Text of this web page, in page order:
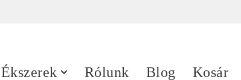
Ékszerek Rólunk Blog Kosár